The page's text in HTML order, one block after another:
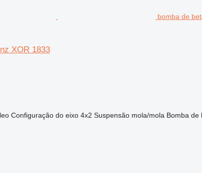
bomba de
XOR 1833
Configuração do eixo 4x2 Suspensão mola/mola Bomba de